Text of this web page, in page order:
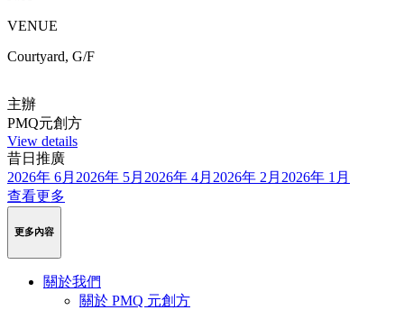
VENUE
Courtyard, G/F
主辦
PMQ元創方
View details
昔日推廣
2026年 6月 2026年 5月 2026年 4月 2026年 2月 2026年 1月
查看更多
更多內容
關於我們
關於 PMQ 元創方